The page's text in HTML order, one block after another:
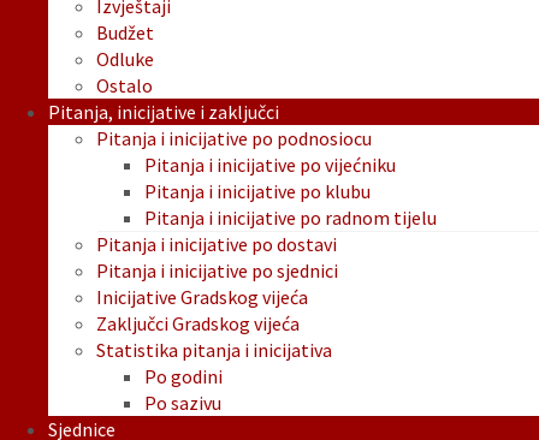
Izvještaji
Budžet
Odluke
Ostalo
Pitanja, inicijative i zaključci
Pitanja i inicijative po podnosiocu
Pitanja i inicijative po vijećniku
Pitanja i inicijative po klubu
Pitanja i inicijative po radnom tijelu
Pitanja i inicijative po dostavi
Pitanja i inicijative po sjednici
Inicijative Gradskog vijeća
Zaključci Gradskog vijeća
Statistika pitanja i inicijativa
Po godini
Po sazivu
Sjednice